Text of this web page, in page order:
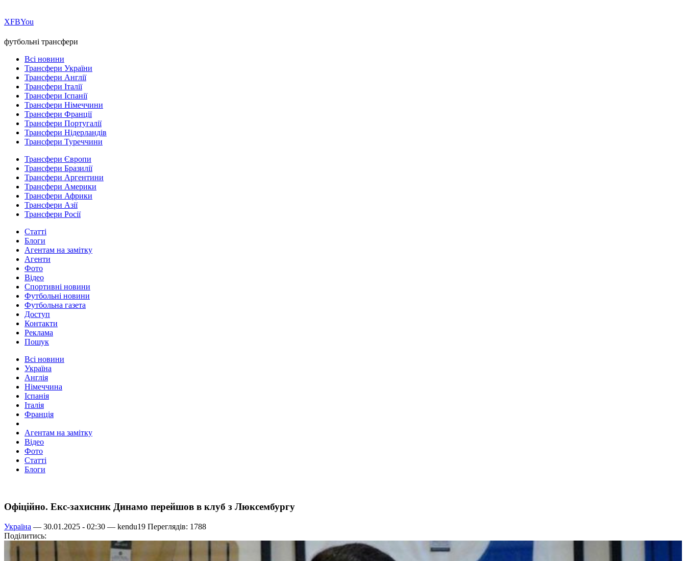
ХFBYou
футбольні трансфери
Всі новини
Трансфери України
Трансфери Англії
Трансфери Італії
Трансфери Іспанії
Трансфери Німеччини
Трансфери Франції
Трансфери Португалії
Трансфери Нідерландів
Трансфери Туреччини
Трансфери Європи
Трансфери Бразилії
Трансфери Аргентини
Трансфери Америки
Трансфери Африки
Трансфери Азії
Трансфери Росії
Статті
Блоги
Агентам на замітку
Агенти
Фото
Відео
Спортивні новини
Футбольні новини
Футбольна газета
Доступ
Контакти
Реклама
Пошук
Всі новини
Україна
Англія
Німеччина
Іспанія
Італія
Франція
Агентам на замітку
Відео
Фото
Статті
Блоги
Офіційно. Екс-захисник Динамо перейшов в клуб з Люксембургу
Україна — 30.01.2025 - 02:30 — kendu19 Переглядів: 1788
Поділитись: